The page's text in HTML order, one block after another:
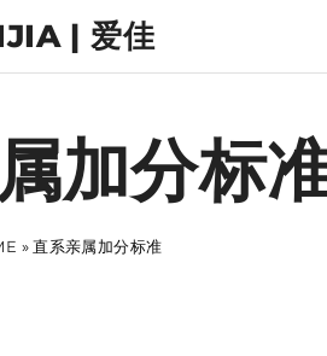
| 爱佳
加分标
»直系亲属加分标准